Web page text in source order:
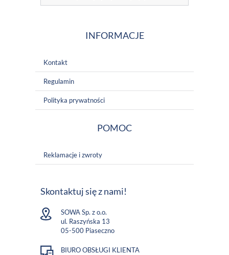
INFORMACJE
Kontakt
Regulamin
Polityka prywatności
POMOC
Reklamacje i zwroty
Skontaktuj się z nami!
SOWA Sp. z o.o.
ul. Raszyńska 13
05-500 Piaseczno
BIURO OBSŁUGI KLIENTA